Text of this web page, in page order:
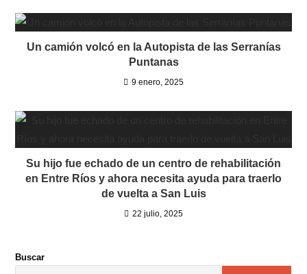
Un camión volcó en la Autopista de las Serranías
Puntanas
9 enero, 2025
Su hijo fue echado de un centro de rehabilitación
en Entre Ríos y ahora necesita ayuda para traerlo
de vuelta a San Luis
22 julio, 2025
Buscar